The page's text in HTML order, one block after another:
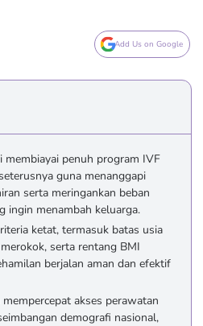
Add Us on Google
membiayai penuh program IVF
guna menanggapi
serta meringankan beban
ingin menambah keluarga.
ketat, termasuk batas usia
serta rentang BMI
berjalan aman dan efektif
akses perawatan
demografi nasional,